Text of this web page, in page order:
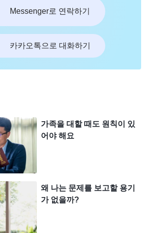
없이 너를 얽매어 영원히 진리의 요
고, 영원히 사탄의 충실한 동반자가
.』 (＜말씀ㆍ1권 하나님의 현현과 사
지옥으로 끌고 갈 것이다＞ 중에서)
경찰 앞에서 리팡과 왕천을 안다고
거스른 짓이었습니다. 저는 이렇게
고도 스스로를 반성하고 인식하여
는커녕 한순간의 어리석음으로 초
으니, 정말 너무나 무감각했습니다!
마음이 아팠습니다. 형제자매들이
멀리할까 봐 솔직하게 내적 상태를
, 그저 뒤에서 몰래 눈물을 흘리며
도하고 참회했습니다. “하나님, 저
을 구걸하며 자매들을 팔아먹었습
Messenger로 연락하기
카카오톡으로 대화하기
가족을 대할 때도 원칙이 있
어야 해요
왜 나는 문제를 보고할 용기
가 없을까?